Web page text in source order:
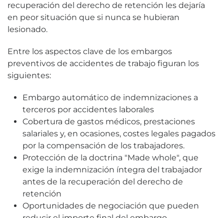
recuperación del derecho de retención les dejaría
en peor situación que si nunca se hubieran
lesionado.
Entre los aspectos clave de los embargos
preventivos de accidentes de trabajo figuran los
siguientes:
Embargo automático de indemnizaciones a
terceros por accidentes laborales
Cobertura de gastos médicos, prestaciones
salariales y, en ocasiones, costes legales pagados
por la compensación de los trabajadores.
Protección de la doctrina "Made whole", que
exige la indemnización íntegra del trabajador
antes de la recuperación del derecho de
retención
Oportunidades de negociación que pueden